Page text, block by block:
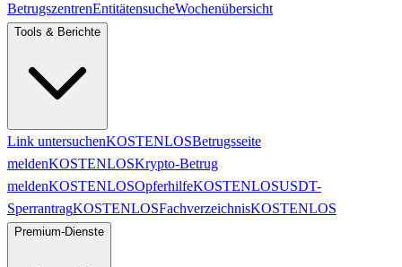
BetrugszentrenEntitätensucheWochenübersicht
Tools & Berichte
Link untersuchenKOSTENLOSBetrugsseite
meldenKOSTENLOSKrypto-Betrug
meldenKOSTENLOSOpferhilfeKOSTENLOSUSDT-
SperrantragKOSTENLOSFachverzeichnisKOSTENLOS
Premium-Dienste